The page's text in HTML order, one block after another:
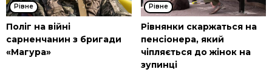
Рівне
Поліг на війні
сарненчанин з бригади
«Магура»
Рівне
Рівнянки скаржаться на
пенсіонера, який
чіпляється до жінок на
зупинці